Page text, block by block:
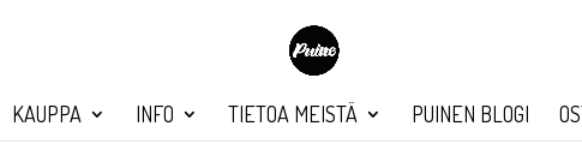
KAUPPA INFO TIETOA MEISTÄ PUINEN BLOGI